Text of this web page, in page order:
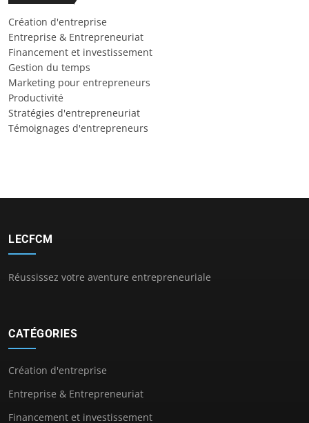
Création d'entreprise
Entreprise & Entrepreneuriat
Financement et investissement
Gestion du temps
Marketing pour entrepreneurs
Productivité
Stratégies d'entrepreneuriat
Témoignages d'entrepreneurs
LECFCM
Réussissez votre aventure entrepreneuriale
CATÉGORIES
Création d'entreprise
Entreprise & Entrepreneuriat
Financement et investissement